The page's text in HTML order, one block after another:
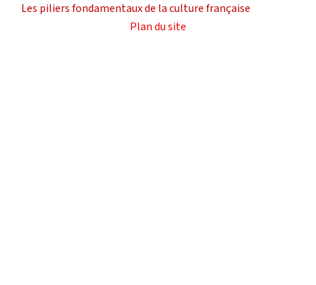
Les piliers fondamentaux de la culture française
Plan du site